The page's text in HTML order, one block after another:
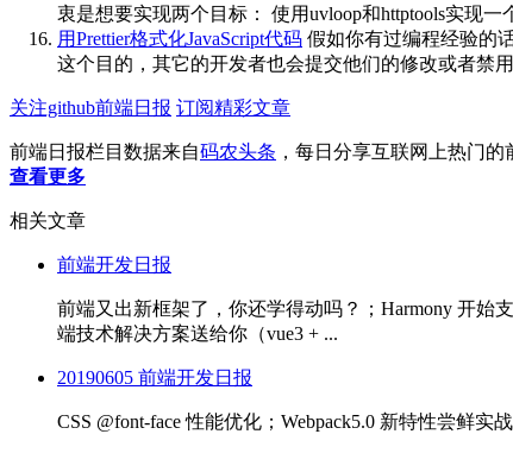
衷是想要实现两个目标： 使用uvloop和httptools实现
用Prettier格式化JavaScript代码 假如你有过编程经验的
这个目的，其它的开发者也会提交他们的修改或者禁
关注github前端日报 订阅精彩文章
前端日报栏目数据来自码农头条 ，每日分享互联网上热门
查看更多
相关文章
前端开发日报
前端又出新框架了，你还学得动吗？；Harmony 开始
端技术解决方案送给你（vue3 + ...
20190605 前端开发日报
CSS @font-face 性能优化；Webpack5.0 新特性尝鲜实